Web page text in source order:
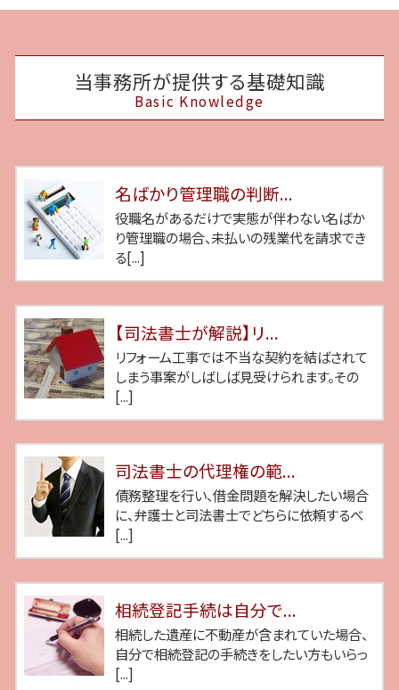
当事務所が提供する基礎知識
Basic Knowledge
名ばかり管理職の判断...
役職名があるだけで実態が伴わない名ばか
り管理職の場合、未払いの残業代を請求でき
る[...]
【司法書士が解説】リ...
リフォーム工事では不当な契約を結ばされて
しまう事案がしばしば見受けられます。その
[...]
司法書士の代理権の範...
債務整理を行い、借金問題を解決したい場合
に、弁護士と司法書士でどちらに依頼するべ
[...]
相続登記手続は自分で...
相続した遺産に不動産が含まれていた場合、
自分で相続登記の手続きをしたい方もいらっ
[...]